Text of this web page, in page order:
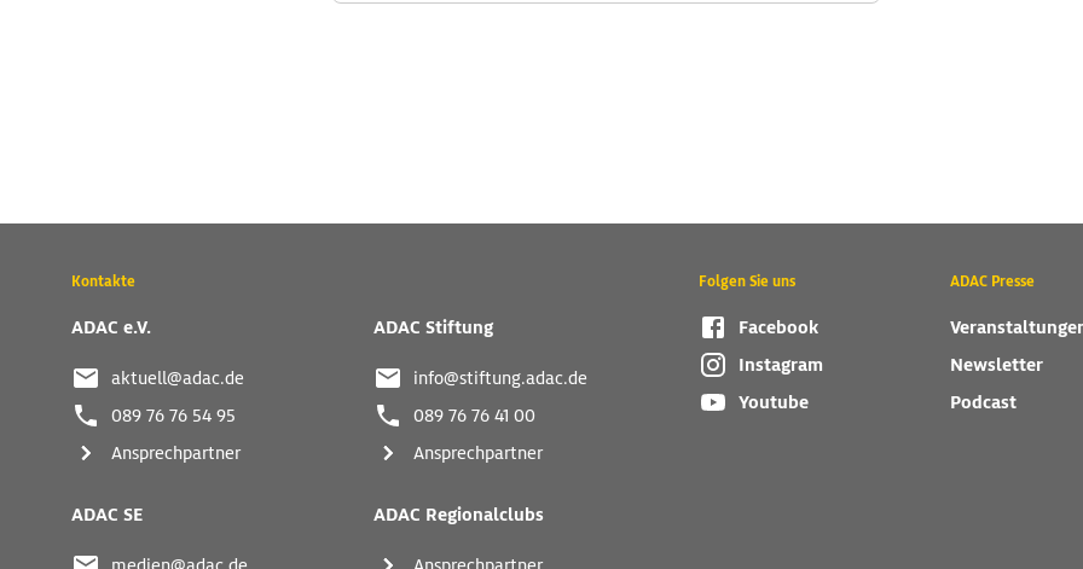
Wichtige
und
Links
Kontakte
ADAC e.V.
aktuell@adac.de
089 76 76 54 95
Ansprechpartner
ADAC Stiftung
info@stiftung.adac.de
089 76 76 41 00
Ansprechpartner
ADAC SE ADAC Regionalclubs
Folgen Sie uns
Facebook
Instagram
Youtube
ADAC Presse
Newsletter
Podcast